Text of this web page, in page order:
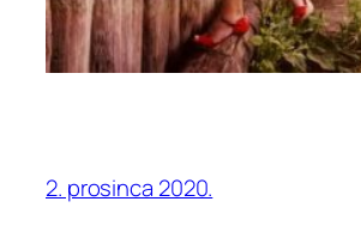
2. prosinca 2020.